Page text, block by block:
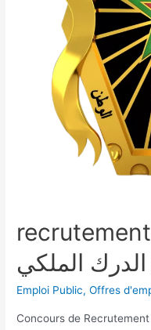
الملكي
Emploi Public,Offres
Concours de